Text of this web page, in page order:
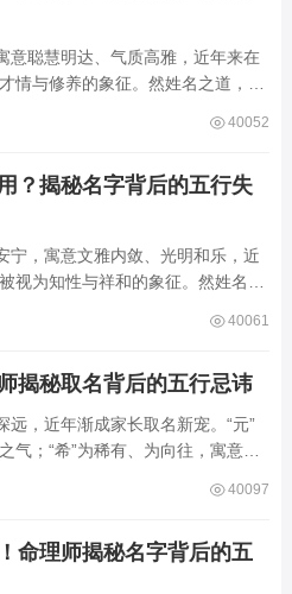
意聪慧明达、气质高雅，近年来在
情与修养的象征。然姓名之道，贵
金水成势、火土受制之患，若不顾
40052
？揭秘名字背后的五行失
宁，寓意文雅内敛、光明和乐，近
视为知性与祥和的象征。然姓名命
弊，若不顾八字强弱，盲目套用，
40061
揭秘取名背后的五行忌讳
远，近年渐成家长取名新宠。“元”
气；“希”为稀有、为向往，寓意卓
气场之枢纽。一字之选，关乎运途
40097
命理师揭秘名字背后的五